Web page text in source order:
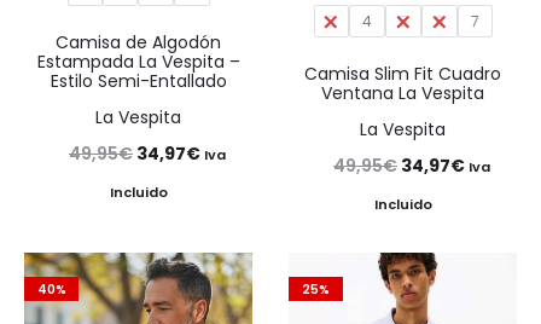
Camisa de Algodón
Estampada La Vespita –
Estilo Semi-Entallado
La Vespita
49,95€ El
precio
era:
49,95€.
34,97€El
es:
34,97€.
Iva
Incluido
3 4 5 6 7
Camisa Slim Fit Cuadro
Ventana La Vespita
La Vespita
49,95€ El
precio
era:
49,95€.
34,97€ElIva
Incluido
40% 25%